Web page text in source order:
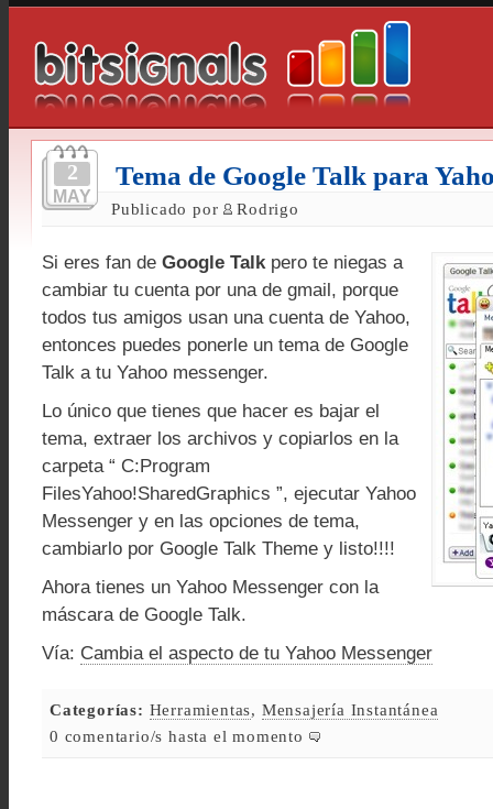
2
MAY
Tema de Google Talk para
Publicado por Rodrigo
Si eres fan de Google Talk pero te niegas a
cambiar tu cuenta por una de gmail, porque
todos tus amigos usan una cuenta de Yahoo,
entonces puedes ponerle un tema de Google
Talk a tu Yahoo messenger.
Lo único que tienes que hacer es bajar el
tema, extraer los archivos y copiarlos en la
carpeta “ C:Program
FilesYahoo!SharedGraphics ”, ejecutar Yahoo
Messenger y en las opciones de tema,
cambiarlo por Google Talk Theme y listo!!!!
Ahora tienes un Yahoo Messenger con la
máscara de Google Talk.
Vía: Cambia el aspecto de tu Yahoo Messenger
Categorías: Herramientas, Mensajería Instantánea
0 comentario/s hasta el momento